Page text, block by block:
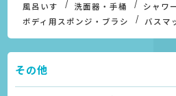
風呂いす 洗面器・手桶
シャワ
ボディ用スポンジ・ブラシ
バスマ
その他